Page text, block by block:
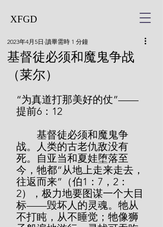
XFGD
基督徒必须和魔鬼争战
（莱尔）
2023年4月5日 讀畢需時 1 分鐘
“为真道打那美好的仗”——
提前6：12
战。人类的古老仇敌没有
死。自亚当和夏娃堕落至
今，牠都“从地上走来走去，
往返而来”（伯1：7，2：
2），极力地要图谋一个大目
标——毁坏人的灵魂。牠从
不打盹，从不睡觉；牠像狮